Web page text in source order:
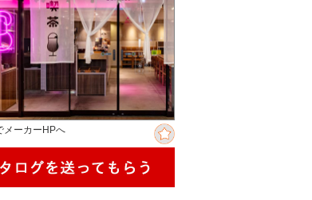
メーカーHPへ